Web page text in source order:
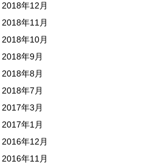
2018年12月
2018年11月
2018年10月
2018年9月
2018年8月
2018年7月
2017年3月
2017年1月
2016年12月
2016年11月